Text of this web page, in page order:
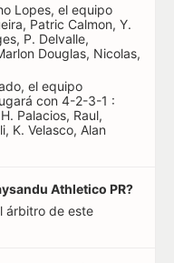
Lopes, el equipo
Patric Calmon, Y.
P. Delvalle,
Douglas, Nicolas,
el equipo
con 4-2-3-1 :
Palacios, Raul,
K. Velasco, Alan
Athletico PR?
árbitro de este